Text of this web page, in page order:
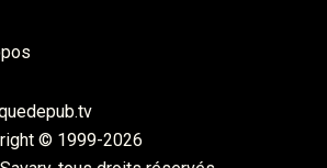
© 1999-2026